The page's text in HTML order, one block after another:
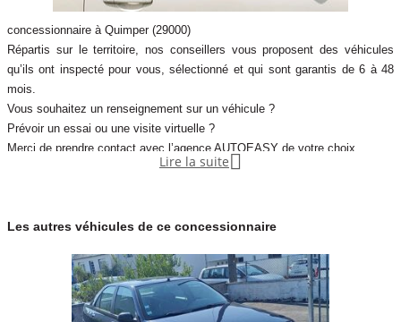
concessionnaire à Quimper (29000)
Répartis sur le territoire, nos conseillers vous proposent des véhicules
qu’ils ont inspecté pour vous, sélectionné et qui sont garantis de 6 à 48
mois.
Vous souhaitez un renseignement sur un véhicule ?
Prévoir un essai ou une visite virtuelle ?
Merci de prendre contact avec l’agence AUTOEASY de votre choix.
Lire la suite 
Les autres véhicules de ce concessionnaire